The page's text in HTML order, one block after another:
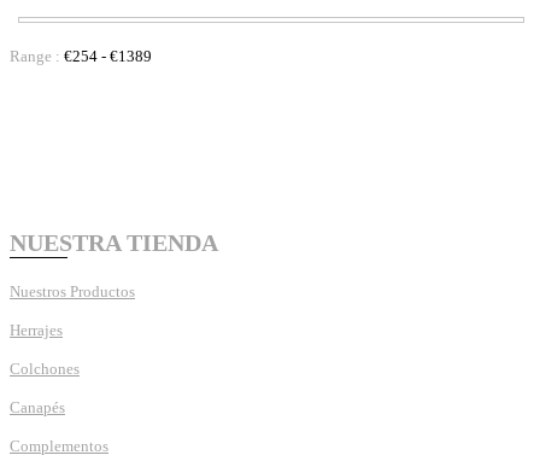
Range : €254 - €1389
NUESTRA TIENDA
Nuestros Productos
Herrajes
Colchones
Canapés
Complementos